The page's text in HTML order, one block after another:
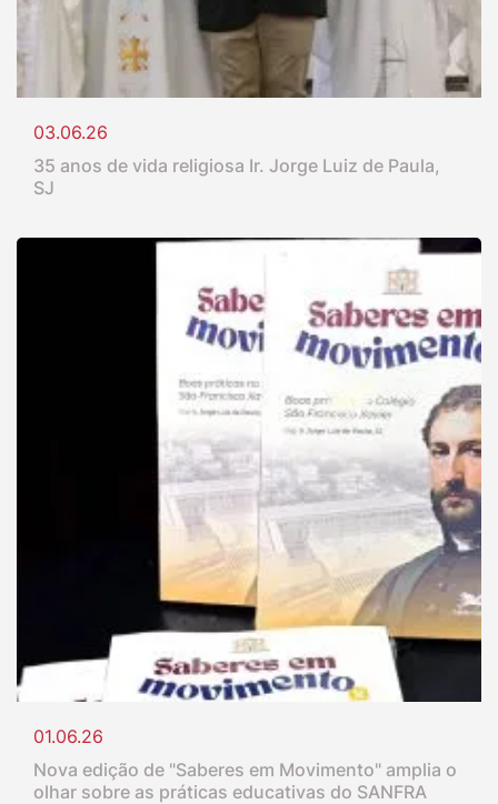
03.06.26
35 anos de vida religiosa Ir. Jorge Luiz de Paula,
SJ
01.06.26
Nova edição de "Saberes em Movimento" amplia o
olhar sobre as práticas educativas do SANFRA